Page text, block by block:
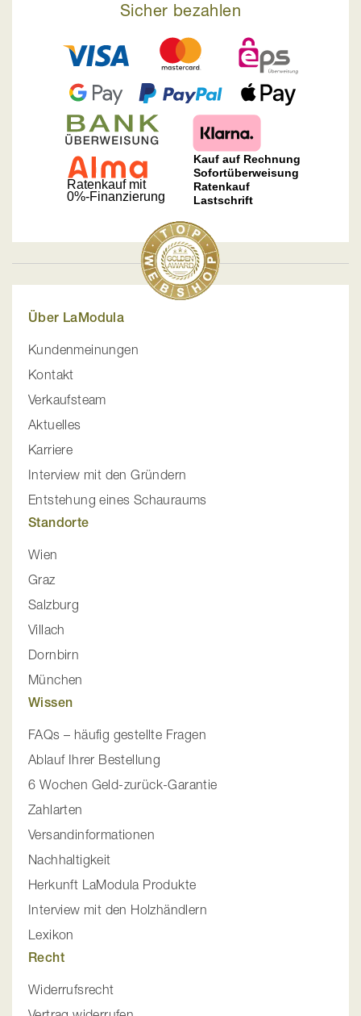
Sicher bezahlen
Über LaModula
Kundenmeinungen
Kontakt
Verkaufsteam
Aktuelles
Karriere
Interview mit den Gründern
Entstehung eines Schauraums
Standorte
Wien
Graz
Salzburg
Villach
Dornbirn
München
Wissen
FAQs – häufig gestellte Fragen
Ablauf Ihrer Bestellung
6 Wochen Geld-zurück-Garantie
Zahlarten
Versandinformationen
Nachhaltigkeit
Herkunft LaModula Produkte
Interview mit den Holzhändlern
Lexikon
Recht
Widerrufsrecht